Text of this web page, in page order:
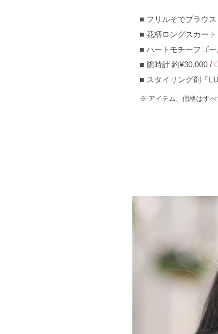
フリルそでブラウ
花柄ロングスカー
ハートモチーフゴ
腕時計 約¥30,000 /
スタイリング剤「
アイテム、価格はす